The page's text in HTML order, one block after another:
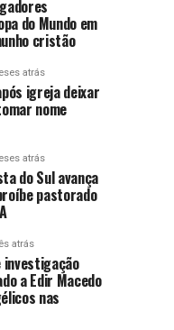
do Mundo em
cristão
atrás
igreja deixar
nome
atrás
do Sul avança
pastorado
atrás
investigação
a Edir Macedo
nas